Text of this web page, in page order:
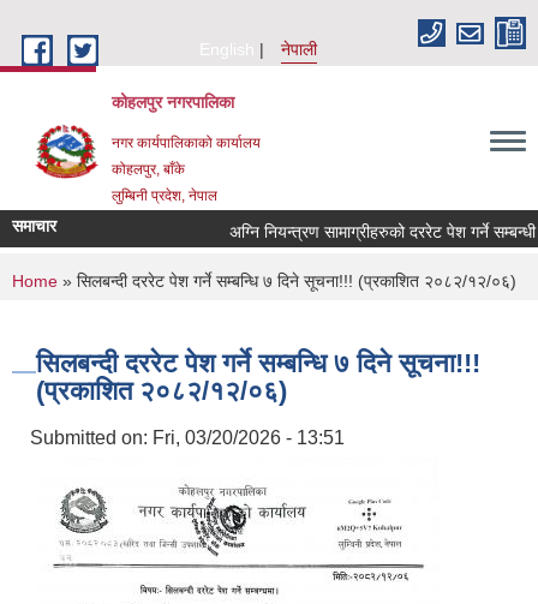
English
नेपाली
कोहलपुर नगरपालिका
नगर कार्यपालिकाको कार्यालय
कोहलपुर, बाँके
लुम्बिनी प्रदेश, नेपाल
समाचार
You are here
Home » सिलबन्दी दररेट पेश गर्ने सम्बन्धि ७ दिने सूचना!!! (प्रकाशित २०८२/१२/०६)
सिलबन्दी दररेट पेश गर्ने सम्बन्धि ७ दिने सूचना!!!
(प्रकाशित २०८२/१२/०६)
Submitted on: Fri, 03/20/2026 - 13:51